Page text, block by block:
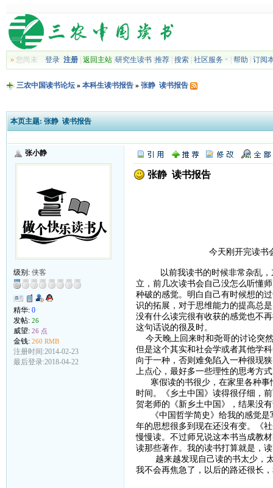
»您尚未 登录 注册| 返回主站| 研究生读书| 推荐| 搜索| 社区服务 帮助 订阅
三农中国读书论坛» 本科生读书报告» 张静 读书报告
本页主题: 张静 读书报告
张小静
级别: 侠客
精华: 0
发帖: 26
威望: 26 点
金钱: 260 RMB
注册时间:2014-02-23
最后登录:2018-04-22
张静 读书报告
今天刚开完读书
以前我读书的时候非常杂乱，东
立，前几次读书会自己没怎么听懂
种破的感觉。明白自己有时候想的
识的拓展，对于思维能力的提高总
没有什么读完很有收获的感觉也不
这句话说的很及时。
今天晚上回来时和尧哥的讨论突
但是这个其实和社会学或者其他学
向于一种，否则难免陷入一种很现
上点心，最好多一些理性的思考方
寒假读的书很少，在家里各种事
时间。《乡土中国》读得很仔细，
贺老师的《新乡土中国》，结果没
《中国哲学简史》给我的感觉是
年的思想很多到现在还没有变。《
慢慢读。不过师兄说这本书当成教
读那些著作。我的读书打算就是，
越来越发现自己读的书太少，太
我不会再焦急了，以后的路还很长